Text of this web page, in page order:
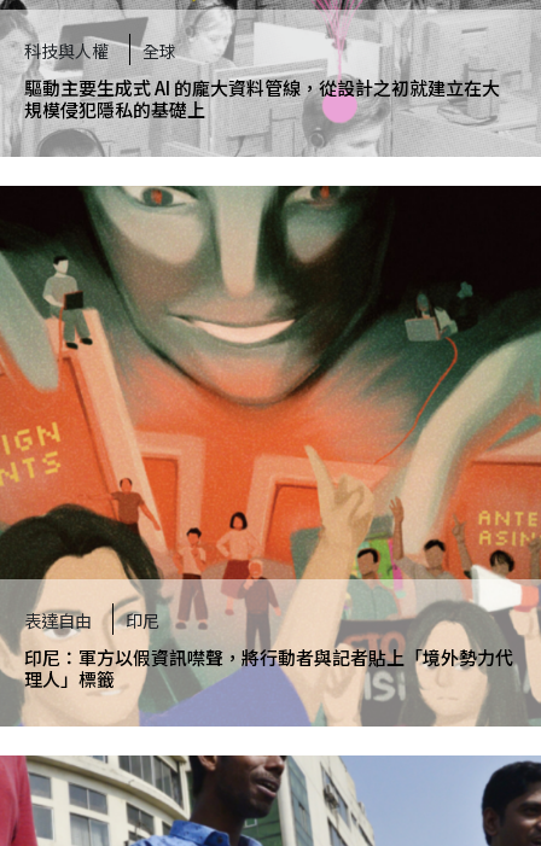
科技與人權 全球
驅動主要生成式 AI 的龐大資料管線，從設計之初就建立在大
規模侵犯隱私的基礎上
表達自由 印尼
印尼：軍方以假資訊噤聲，將行動者與記者貼上「境外勢力代
理人」標籤